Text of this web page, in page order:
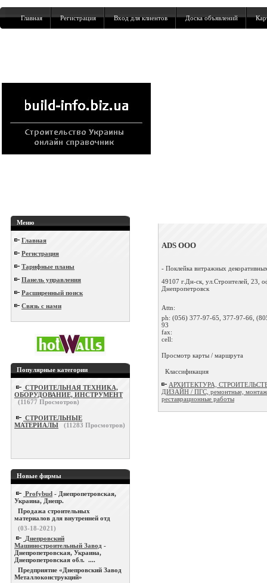
Главная Регистрация Вход для клиентов Доска объявлений
Меню
Главная
Регистрация
Тарифные планы
Панель управления
Расширенный поиск
Связь с нами
Популярные категории
СТРОИТЕЛЬНАЯ ТЕХНИКА,
ОБОРУДОВАНИЕ, ИНСТРУМЕНТ
(11677 Просмотров)
СТРОИТЕЛЬНЫЕ
МАТЕРИАЛЫ
(11283 Просмотров)
Новые фирмы
Profybud - Днепропетровская,
Украина, Днепр.
Продажа строительных
материалов для внутренней отд
(03-18-2021)
Днепровский
Машиностроительный Завод -
Днепропетровская, Украина,
Днепропетровская обл. ....
Предприятие «Днепровский Завод
Металлоконструкций»
ADS ООО
- Поклейка витражных
49107 г.Дн-ск, ул.Строителей, 23,
Днепропетровск
Attn:
ph: (056) 377-97-65, 377-97-66,
93
fax:
cell:
Просмотр карты / маршрута
Классификация
АРХИТЕКТУРА,
ДИЗАЙН / ПГС, ремонтные,
реставрационные работы